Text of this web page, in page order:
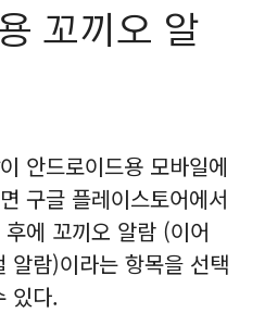
꼬끼오 알
안드로이드용 모바일에
구글 플레이스토어에서
에 꼬끼오 알람 (이어
람)이라는 항목을 선택
있다.